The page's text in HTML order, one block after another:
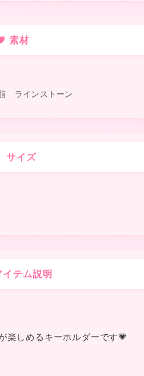
素材
ラインストーン
サイズ
テム説明
楽しめるキーホルダーです💗
❤